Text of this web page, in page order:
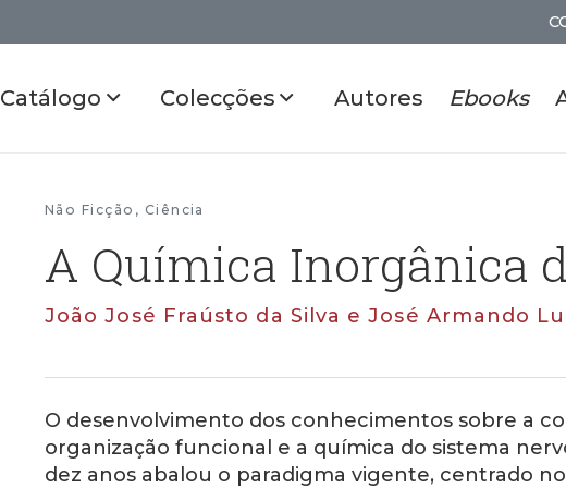
Catálogo Colecções Autores Ebooks
Não Ficção , Ciência
A Química Inorgânica
João José Fraústo da Silva e José Armando
O desenvolvimento dos conhecimentos sobre a
organização funcional e a química do sistema
dez anos abalou o paradigma vigente, centrado